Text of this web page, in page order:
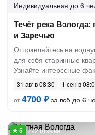
Индивидуальная до 6
Течёт река
и Заречью
Отправляйтесь на
для себя старинные
Узнайте интересные
31 авг в 08:30
1 сен в
от4700 ₽за всё до 6
292 отзыва